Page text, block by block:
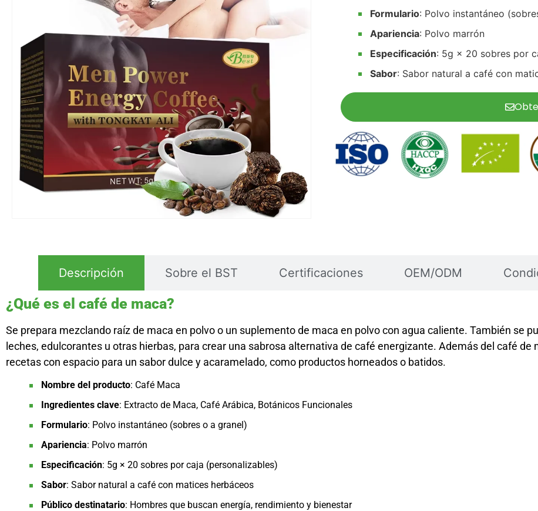
Formulario: Polvo instantáneo
Apariencia: Polvo marrón
Especificación: 5g × 20 sobres por
Sabor: Sabor natural a café con
Descripción Sobre el BST Certificaciones OEM/ODM
¿Qué es el café de maca?
Se prepara mezclando raíz de maca en polvo o un suplemento de maca en polvo con agua caliente. También se
leches, edulcorantes u otras hierbas, para crear una sabrosa alternativa de café energizante. Además del café
recetas con espacio para un sabor dulce y acaramelado, como productos horneados o batidos.
Nombre del producto: Café Maca
Ingredientes clave: Extracto de Maca, Café Arábica, Botánicos Funcionales
Formulario: Polvo instantáneo (sobres o a granel)
Apariencia: Polvo marrón
Especificación: 5g × 20 sobres por caja (personalizables)
Sabor: Sabor natural a café con matices herbáceos
Público destinatario: Hombres que buscan energía, rendimiento y bienestar